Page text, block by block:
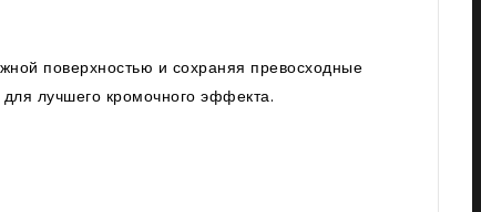
поверхностью и сохраняя превосходные
лучшего кромочного эффекта.